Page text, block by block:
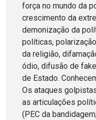
força no mundo da
crescimento da
demonização da
políticas,
da religião,
ódio, difusão de
de Estado.
Os ataques
as articulações
(PEC da